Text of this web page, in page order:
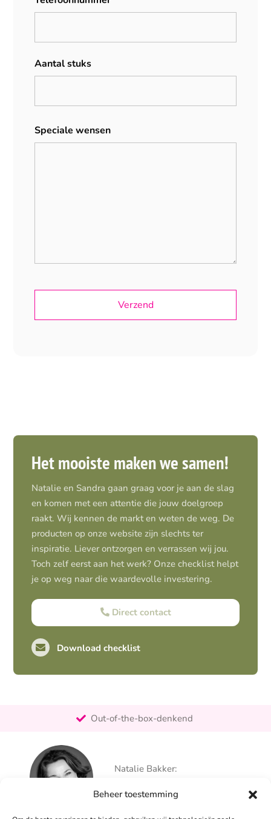
Beheer toestemming
Aantal stuks
Speciale wensen
Het mooiste maken we samen!
Natalie en Sandra gaan graag voor je aan de slag
en komen met een attentie die jouw doelgroep
raakt. Wij kennen de markt en weten de weg. De
producten op onze website zijn slechts ter
inspiratie. Liever ontzorgen en verrassen wij jou.
Toch zelf eerst aan het werk? Onze checklist helpt
je op weg naar die waardevolle investering.
Direct contact
Download checklist
Out-of-the-box-denkend
Persoonlijk
Natalie Bakker:
info@alertpromotie.nl